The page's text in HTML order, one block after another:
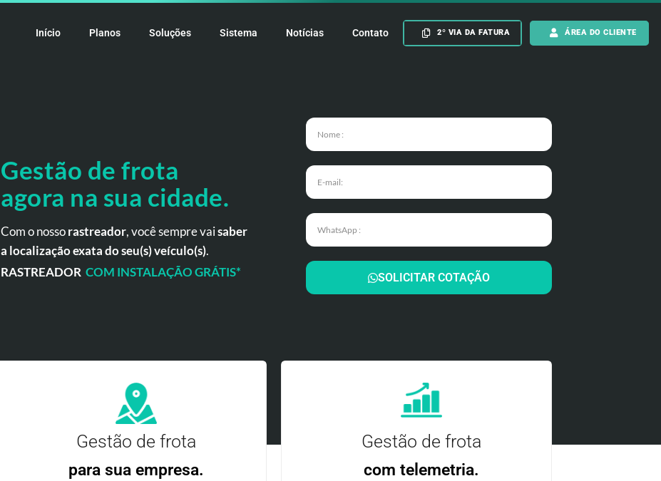
Início Planos Soluções Sistema Notícias Contato 2º VIA DA FATURA ÁREA DO CLIENTE
Gestão de frota
agora na sua cidade.
Com o nossorastreador, você sempre vaisaber
a localização exata do seu(s) veículo(s).
RASTREADOR COM INSTALAÇÃO GRÁTIS* SOLICITAR COTAÇÃO
Gestão de frota
para sua empresa.
Gestão de frota
com telemetria.